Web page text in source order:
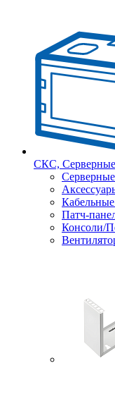
СКС,
Патч-
Консоли/